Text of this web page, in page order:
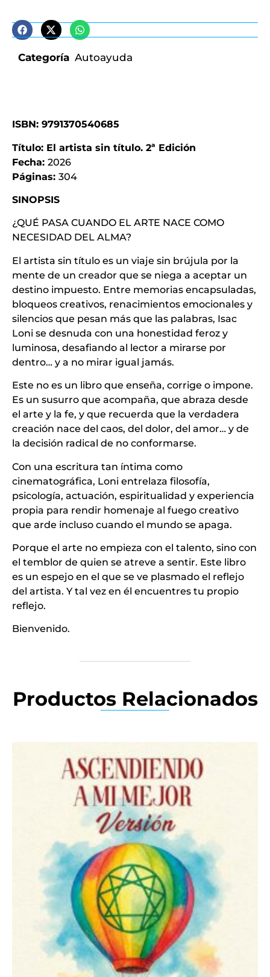
Categoría Autoayuda
ISBN: 9791370540685
Título: El artista sin título. 2ª Edición
Fecha: 2026
Páginas: 304
SINOPSIS
¿QUÉ PASA CUANDO EL ARTE NACE COMO
NECESIDAD DEL ALMA?
El artista sin título es un viaje sin brújula por la
mente de un creador que se niega a aceptar un
destino impuesto. Entre memorias encapsuladas,
bloqueos creativos, renacimientos emocionales y
silencios que pesan más que las palabras, Isac
Loni se desnuda con una honestidad feroz y
luminosa, desafiando al lector a mirarse por
dentro… y a no mirar igual jamás.
Este no es un libro que enseña, corrige o impone.
Es un susurro que acompaña, que abraza desde
el arte y la fe, y que recuerda que la verdadera
creación nace del caos, del dolor, del amor… y de
la decisión radical de no conformarse.
Con una escritura tan íntima como
cinematográfica, Loni entrelaza filosofía,
psicología, actuación, espiritualidad y experiencia
propia para rendir homenaje al fuego creativo
que arde incluso cuando el mundo se apaga.
Porque el arte no empieza con el talento, sino con
el temblor de quien se atreve a sentir. Este libro
es un espejo en el que se ve plasmado el reflejo
del artista. Y tal vez en él encuentres tu propio
reflejo.
Bienvenido.
Productos Relacionados